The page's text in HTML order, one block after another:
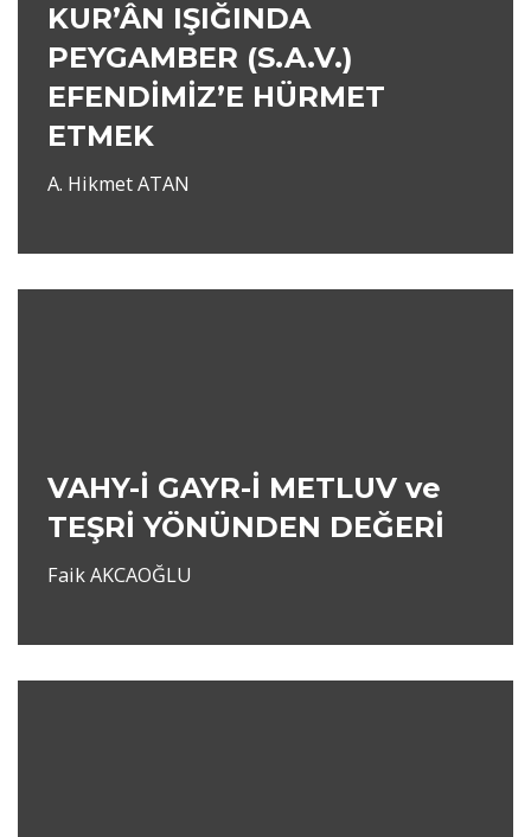
KUR’ÂN IŞIĞINDA
PEYGAMBER (S.A.V.)
EFENDİMİZ’E HÜRMET
ETMEK
A. Hikmet ATAN
VAHY-İ GAYR-İ METLUV ve
TEŞRİ YÖNÜNDEN DEĞERİ
Faik AKCAOĞLU